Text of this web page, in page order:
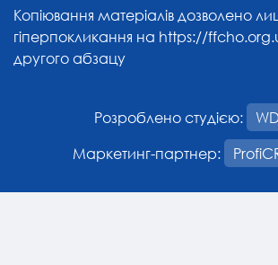
Копіювання матеріалів дозволено
гіперпокликання на https://
другого абзацу
Розроблено студією:
Маркетинг-партнер: